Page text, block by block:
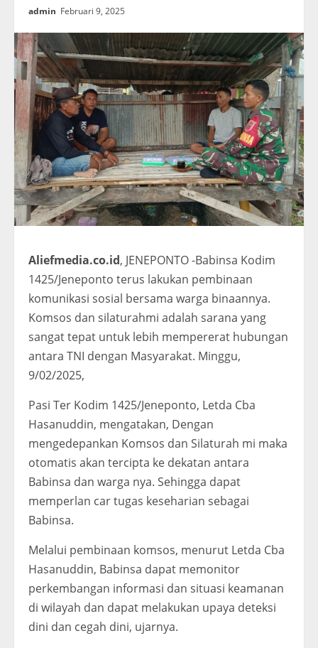
admin Februari 9, 2025
Aliefmedia.co.id, JENEPONTO -Babinsa Kodim
1425/Jeneponto terus lakukan pembinaan
komunikasi sosial bersama warga binaannya.
Komsos dan silaturahmi adalah sarana yang
sangat tepat untuk lebih mempererat hubungan
antara TNI dengan Masyarakat. Minggu,
9/02/2025,
Pasi Ter Kodim 1425/Jeneponto, Letda Cba
Hasanuddin, mengatakan, Dengan
mengedepankan Komsos dan Silaturah mi maka
otomatis akan tercipta ke dekatan antara
Babinsa dan warga nya. Sehingga dapat
memperlan car tugas keseharian sebagai
Babinsa.
Melalui pembinaan komsos, menurut Letda Cba
Hasanuddin, Babinsa dapat memonitor
perkembangan informasi dan situasi keamanan
di wilayah dan dapat melakukan upaya deteksi
dini dan cegah dini, ujarnya.